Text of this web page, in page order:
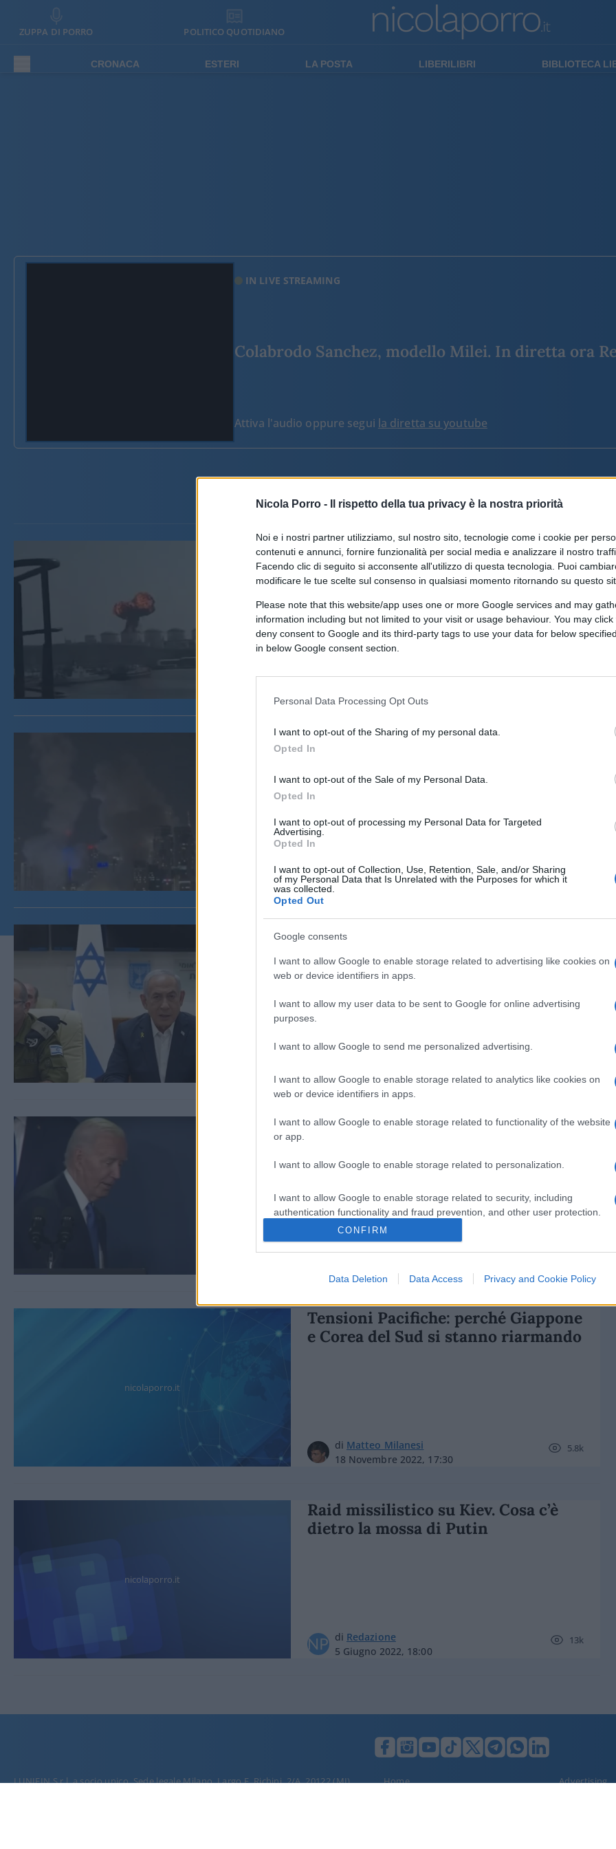
Nicola Porro - Il rispetto della tua privacy è la nostra priorità
Noi e i nostri partner utilizziamo, sul nostro sito, tecnologie come i cookie per
contenuti e annunci, fornire funzionalità per social media e analizzare il nostro
Facendo clic di seguito si acconsente all'utilizzo di questa tecnologia. Puoi
modificare le tue scelte sul consenso in qualsiasi momento ritornando su questo
Please note that this website/app uses one or more Google services and may
information including but not limited to your visit or usage behaviour. You may
deny consent to Google and its third-party tags to use your data for below
in below Google consent section.
Personal Data Processing Opt Outs
I want to opt-out of the Sharing of my personal data.
Opted In
I want to opt-out of the Sale of my Personal Data.
Opted In
I want to opt-out of processing my Personal Data for Targeted
Advertising.
Opted In
I want to opt-out of Collection, Use, Retention, Sale, and/or Sharing
of my Personal Data that Is Unrelated with the Purposes for which it
was collected.
Opted Out
Google consents
I want to allow Google to enable storage related to advertising like cookies on
web or device identifiers in apps.
I want to allow my user data to be sent to Google for online advertising
purposes.
I want to allow Google to send me personalized advertising.
I want to allow Google to enable storage related to analytics like cookies on
web or device identifiers in apps.
I want to allow Google to enable storage related to functionality of the website
or app.
I want to allow Google to enable storage related to personalization.
I want to allow Google to enable storage related to security, including
authentication functionality and fraud prevention, and other user protection.
CONFIRM
Data Deletion Data Access Privacy and Cookie Policy
ZUPPA DI PORRO POLITICO QUOTIDIANO
CRONACA ESTERI LA POSTA LIBERILIBRI BIBLIOTECA
IN LIVE STREAMING
Colabrodo Sanchez, modello Milei. In diretta ora
Attiva l'audio oppure segui la diretta su youtube
ARTICOLI TAGGATI CON #MISSILI
La lezione dei droni: perché la
superiorità tecnologica non basta
diRob Piccoli
5.1k
L’Iran risponde a Israele con almeno
13 Giugno 2025, 20:39 12.6k
I conti si chiudono a Teheran. E
Israele ha un alleato: gli iraniani
2 Ottobre 2024, 5:58
Summit Nato: dietro gli impegni,
Europa
diGiuseppe Morabito
4k
nicolaporro.it
Tensioni Pacifiche: perché Giappone
e Corea del Sud si stanno riarmando
di Matteo Milanesi
18 Novembre 2022, 17:30
5.8k
nicolaporro.it
Raid missilistico su Kiev. Cosa c’è
dietro la mossa di Putin
di Redazione
5 Giugno 2022, 18:00
13k
LUNIFIN S.r.l. a socio unico. Sede legale Milano, Largo F. Richini, 2/A, 20122 (MI),
Home Advertising